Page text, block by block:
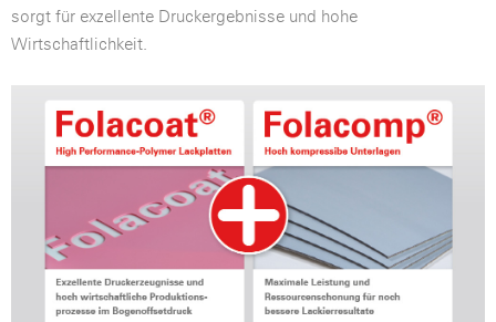
sorgt für exzellente Druckergebnisse und hohe
Wirtschaftlichkeit.